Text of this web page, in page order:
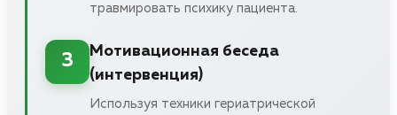
травмировать психику пациента.
3
Мотивационная беседа
(интервенция)
Используя техники гериатрической